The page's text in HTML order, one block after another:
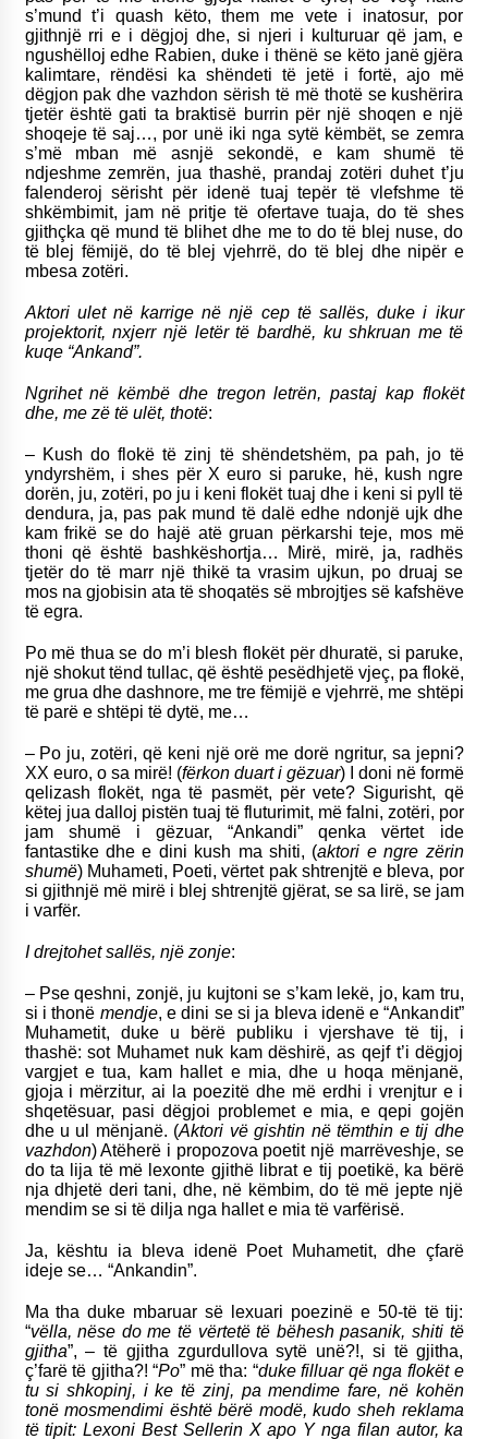
s’mund t’i quash këto, them me vete i inatosur, por
gjithnjë rri e i dëgjoj dhe, si njeri i kulturuar që jam, e
ngushëlloj edhe Rabien, duke i thënë se këto janë gjëra
kalimtare, rëndësi ka shëndeti të jetë i fortë, ajo më
dëgjon pak dhe vazhdon sërish të më thotë se kushërira
tjetër është gati ta braktisë burrin për një shoqen e një
shoqeje të saj…, por unë iki nga sytë këmbët, se zemra
s’më mban më asnjë sekondë, e kam shumë të
ndjeshme zemrën, jua thashë, prandaj zotëri duhet t’ju
falenderoj sërisht për idenë tuaj tepër të vlefshme të
shkëmbimit, jam në pritje të ofertave tuaja, do të shes
gjithçka që mund të blihet dhe me to do të blej nuse, do
të blej fëmijë, do të blej vjehrrë, do të blej dhe nipër e
mbesa zotëri.
Aktori ulet në karrige në një cep të sallës, duke i ikur
projektorit, nxjerr një letër të bardhë, ku shkruan me të
kuqe “Ankand”.
Ngrihet në këmbë dhe tregon letrën, pastaj kap flokët
dhe, me zë të ulët, thotë:
– Kush do flokë të zinj të shëndetshëm, pa pah, jo të
yndyrshëm, i shes për X euro si paruke, hë, kush ngre
dorën, ju, zotëri, po ju i keni flokët tuaj dhe i keni si pyll të
dendura, ja, pas pak mund të dalë edhe ndonjë ujk dhe
kam frikë se do hajë atë gruan përkarshi teje, mos më
thoni që është bashkëshortja… Mirë, mirë, ja, radhës
tjetër do të marr një thikë ta vrasim ujkun, po druaj se
mos na gjobisin ata të shoqatës së mbrojtjes së kafshëve
të egra.
Po më thua se do m’i blesh flokët për dhuratë, si paruke,
një shokut tënd tullac, që është pesëdhjetë vjeç, pa flokë,
me grua dhe dashnore, me tre fëmijë e vjehrrë, me shtëpi
të parë e shtëpi të dytë, me…
– Po ju, zotëri, që keni një orë me dorë ngritur, sa jepni?
XX euro, o sa mirë! (fërkon duart i gëzuar) I doni në formë
qelizash flokët, nga të pasmët, për vete? Sigurisht, që
këtej jua dalloj pistën tuaj të fluturimit, më falni, zotëri, por
jam shumë i gëzuar, “Ankandi” qenka vërtet ide
fantastike dhe e dini kush ma shiti, (aktori e ngre zërin
shumë) Muhameti, Poeti, vërtet pak shtrenjtë e bleva, por
si gjithnjë më mirë i blej shtrenjtë gjërat, se sa lirë, se jam
i varfër.
I drejtohet sallës, një zonje:
– Pse qeshni, zonjë, ju kujtoni se s’kam lekë, jo, kam tru,
si i thonë mendje, e dini se si ja bleva idenë e “Ankandit”
Muhametit, duke u bërë publiku i vjershave të tij, i
thashë: sot Muhamet nuk kam dëshirë, as qejf t’i dëgjoj
vargjet e tua, kam hallet e mia, dhe u hoqa mënjanë,
gjoja i mërzitur, ai la poezitë dhe më erdhi i vrenjtur e i
shqetësuar, pasi dëgjoi problemet e mia, e qepi gojën
dhe u ul mënjanë. (Aktori vë gishtin në tëmthin e tij dhe
vazhdon) Atëherë i propozova poetit një marrëveshje, se
do ta lija të më lexonte gjithë librat e tij poetikë, ka bërë
nja dhjetë deri tani, dhe, në këmbim, do të më jepte një
mendim se si të dilja nga hallet e mia të varfërisë.
Ja, kështu ia bleva idenë Poet Muhametit, dhe çfarë
ideje se… “Ankandin”.
Ma tha duke mbaruar së lexuari poezinë e 50-të të tij:
“vëlla, nëse do me të vërtetë të bëhesh pasanik, shiti të
gjitha”, – të gjitha zgurdullova sytë unë?!, si të gjitha,
ç’farë të gjitha?! “Po” më tha: “duke filluar që nga flokët e
tu si shkopinj, i ke të zinj, pa mendime fare, në kohën
tonë mosmendimi është bërë modë, kudo sheh reklama
të tipit: Lexoni Best Sellerin X apo Y nga filan autor, ka